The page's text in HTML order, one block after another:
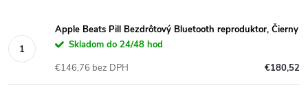
Apple Beats Pill Bezdrôtový Bluetooth reproduktor, Čierny
Skladom do 24/48 hod
€180,52
€146,76 bez DPH